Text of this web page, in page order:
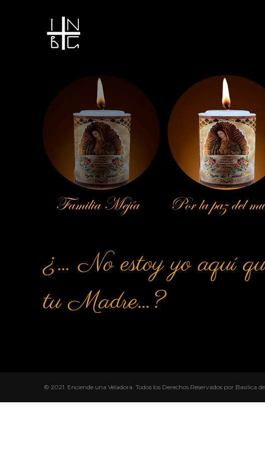
Donación 100
¿… No estoy yo aquí
tu Madre…?
© 2021. Enciende una Veladora. Todos los Derechos Reservados por Basilica